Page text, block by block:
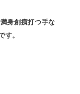
身創痍打つ手な
す。